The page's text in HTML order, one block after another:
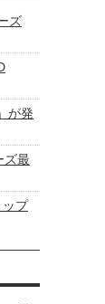
ズ
が発
ズ最
ップ